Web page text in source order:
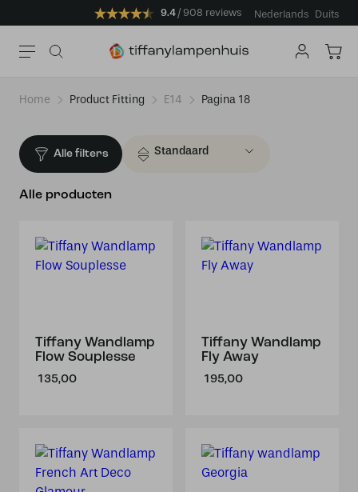
9.4 908 reviews Nederlands Duits
Home Product Fitting E14 Pagina 18
Alle filters
Alle producten
Tiffany Wandlamp
Flow Souplesse
135,00
Tiffany Wandlamp
Fly Away
195,00